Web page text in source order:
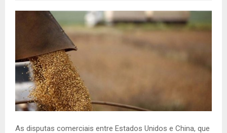
As disputas comerciais entre Estados Unidos e China, que